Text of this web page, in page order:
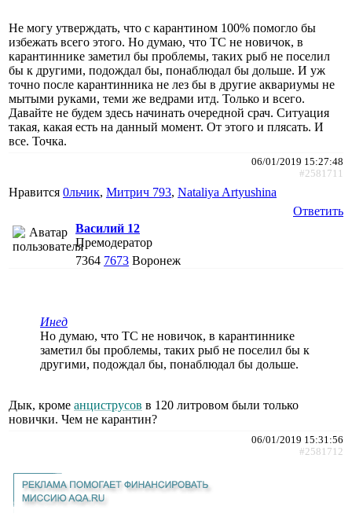
Не могу утверждать, что с карантином 100% помогло бы
избежать всего этого. Но думаю, что ТС не новичок, в
карантиннике заметил бы проблемы, таких рыб не поселил
бы к другими, подождал бы, понаблюдал бы дольше. И уж
точно после карантинника не лез бы в другие аквариумы не
мытыми руками, теми же ведрами итд. Только и всего.
Давайте не будем здесь начинать очередной срач. Ситуация
такая, какая есть на данный момент. От этого и плясать. И
все. Точка.
06/01/2019 15:27:48
#2581711
Нравится 0льчик, Митрич 793, Nataliya Artyushina
Ответить
Василий 12
Премодератор
7364 7673 Воронеж
Инед
Но думаю, что ТС не новичок, в карантиннике
заметил бы проблемы, таких рыб не поселил бы к
другими, подождал бы, понаблюдал бы дольше.
Дык, кроме анциструсов в 120 литровом были только
новички. Чем не карантин?
06/01/2019 15:31:56
#2581712